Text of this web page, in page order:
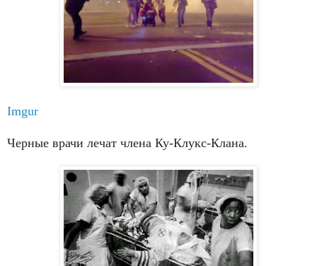
Imgur
Черные врачи лечат члена Ку-Клукс-Клана.